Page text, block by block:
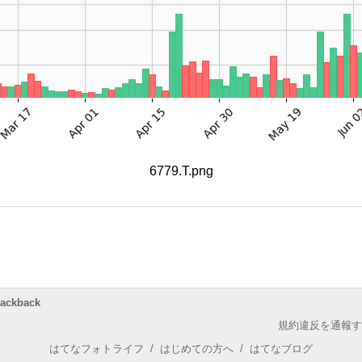
6779.T.png
規約違反を通報
はてなフォトライフ / はじめての方へ / はてなブログ